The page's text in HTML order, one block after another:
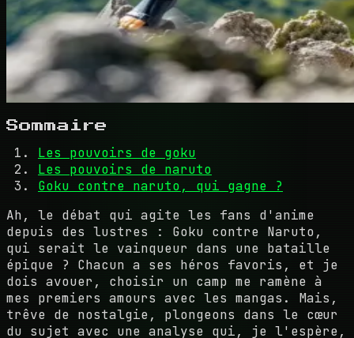
Sommaire
Les pouvoirs de goku
Les pouvoirs de naruto
Goku contre naruto, qui gagne ?
Ah, le débat qui agite les fans d'anime
depuis des lustres : Goku contre Naruto,
qui serait le vainqueur dans une bataille
épique ? Chacun a ses héros favoris, et je
dois avouer, choisir un camp me ramène à
mes premiers amours avec les mangas. Mais,
trêve de nostalgie, plongeons dans le cœur
du sujet avec une analyse qui, je l'espère,